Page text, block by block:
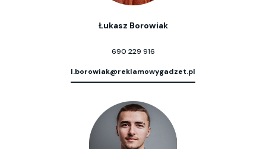
Łukasz Borowiak
690 229 916
l.borowiak@reklamowygadzet.pl